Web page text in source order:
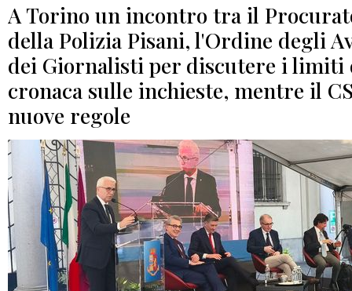
A Torino un incontro tra il
della Polizia Pisani, l'Ordine degli
dei Giornalisti per discutere i
cronaca sulle inchieste, mentre il
nuove regole